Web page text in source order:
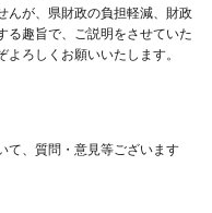
んが、県財政の負担軽減、財政
る趣旨で、ご説明をさせていた
ろしくお願いいたします。
て、質問・意見等ございます